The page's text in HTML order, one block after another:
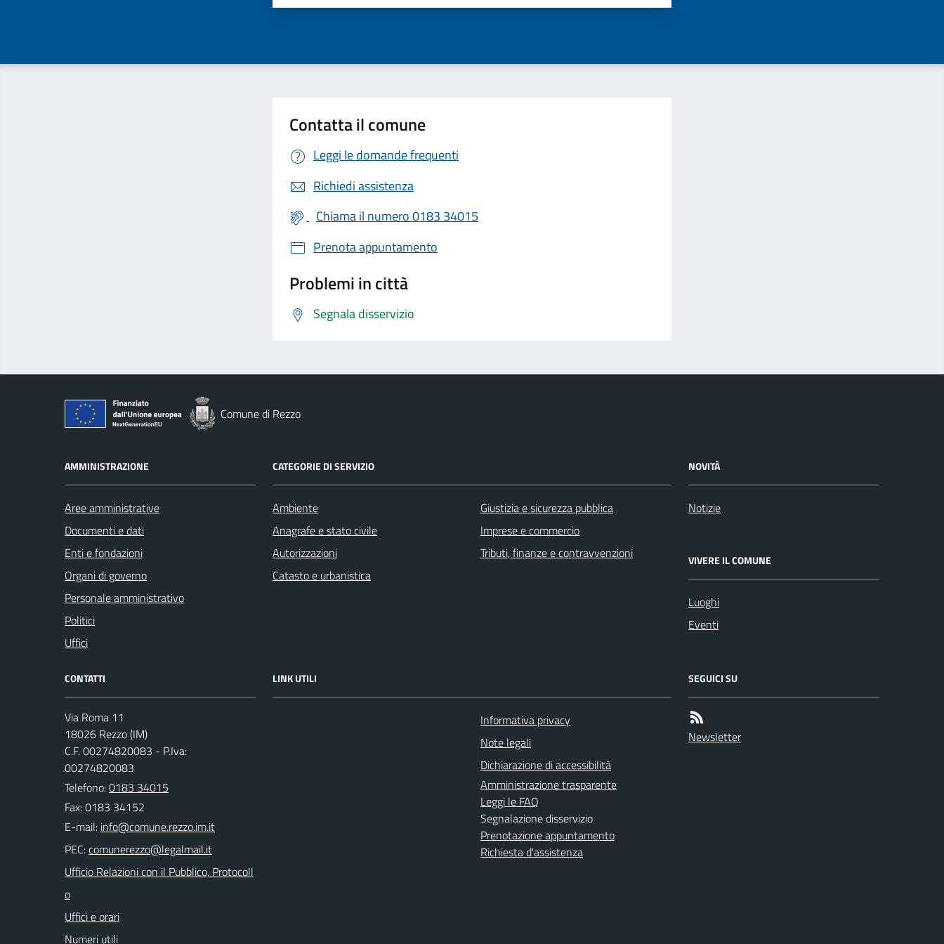
Contatta il comune
Leggi le domande frequenti
Richiedi assistenza
Chiama il numero 0183 34015
Prenota appuntamento
Problemi in città
Segnala disservizio
Comune di Rezzo
AMMINISTRAZIONE
Aree amministrative
Documenti e dati
Enti e fondazioni
Organi di governo
Personale amministrativo
Politici
Uffici
CATEGORIE DI SERVIZIO
Ambiente
Anagrafe e stato civile
Autorizzazioni
Catasto e urbanistica
Giustizia e sicurezza pubblica
Imprese e commercio
Tributi, finanze e contravvenzioni
NOVITÀ
Notizie
VIVERE IL COMUNE
Luoghi
Eventi
CONTATTI
Via Roma 11
18026 Rezzo (IM)
C.F. 00274820083 - P.Iva:
00274820083
Telefono:0183 34015
Fax: 0183 34152
E-mail:
PEC:
Ufficio Relazioni con il Pubblico, Protocoll
o
Uffici e orari
Numeri utili
LINK UTILI
Informativa privacy
Note legali
Dichiarazione di accessibilità
Amministrazione trasparente
Leggi le FAQ
Segnalazione disservizio
Prenotazione appuntamento
Richiesta d'assistenza
SEGUICI SU
Newsletter